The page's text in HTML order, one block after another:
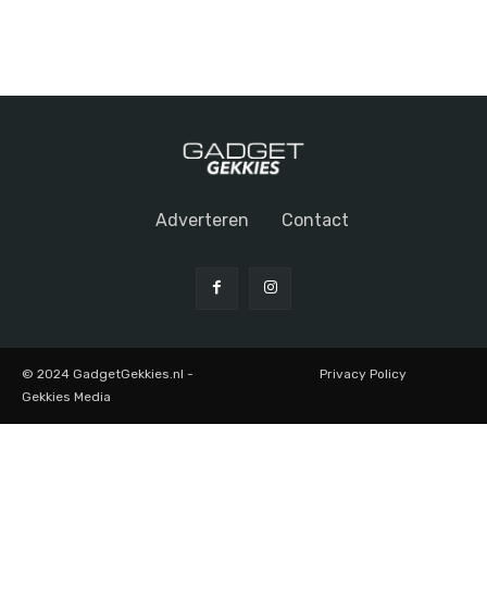
Adverteren Contact
© 2024 GadgetGekkies.nl -
Gekkies Media
Privacy Policy